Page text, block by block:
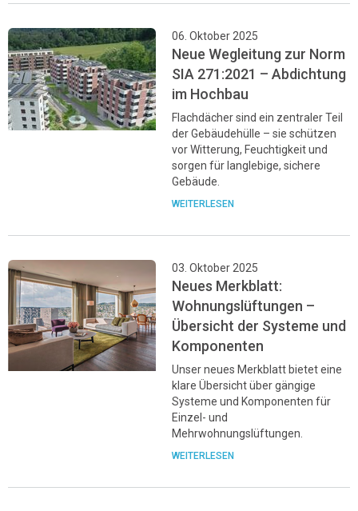
06. Oktober 2025
Neue Wegleitung zur Norm
SIA 271:2021 – Abdichtung
im Hochbau
Flachdächer sind ein zentraler Teil
der Gebäudehülle – sie schützen
vor Witterung, Feuchtigkeit und
sorgen für langlebige, sichere
Gebäude.
WEITERLESEN
03. Oktober 2025
Neues Merkblatt:
Wohnungslüftungen –
Übersicht der Systeme und
Komponenten
Unser neues Merkblatt bietet eine
klare Übersicht über gängige
Systeme und Komponenten für
Einzel- und
Mehrwohnungslüftungen.
WEITERLESEN